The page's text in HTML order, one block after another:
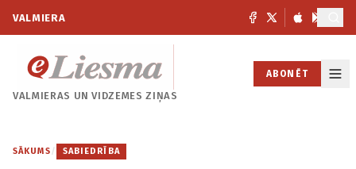
VALMIERA
VALMIERAS UNVIDZEMES ZIŅAS
ABONĒT
SĀKUMS / SABIEDRĪBA